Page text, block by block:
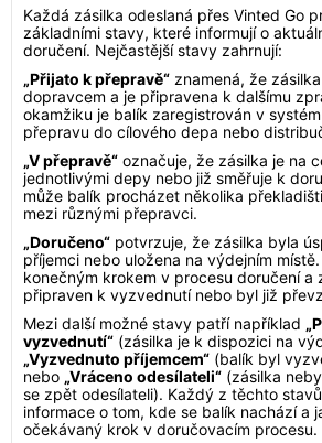
Každá zásilka odeslaná přes Vinted Go
základními stavy, které informují o
doručení. Nejčastější stavy zahrnují:
„Přijato k přepravě“ znamená, že
dopravcem a je připravena k dalšímu
okamžiku je balík zaregistrován v
přepravu do cílového depa nebo
„V přepravě“ označuje, že zásilka je na
jednotlivými depy nebo již směřuje k
může balík procházet několika
mezi různými přepravci.
„Doručeno“ potvrzuje, že zásilka byla
příjemci nebo uložena na výdejním
konečným krokem v procesu doručení a
připraven k vyzvednutí nebo byl již
Mezi další možné stavy patří například
vyzvednutí“ (zásilka je k dispozici na
„Vyzvednuto příjemcem“ (balík byl
nebo „Vráceno odesílateli“ (zásilka
se zpět odesílateli). Každý z těchto
informace o tom, kde se balík nachází a
očekávaný krok v doručovacím procesu.